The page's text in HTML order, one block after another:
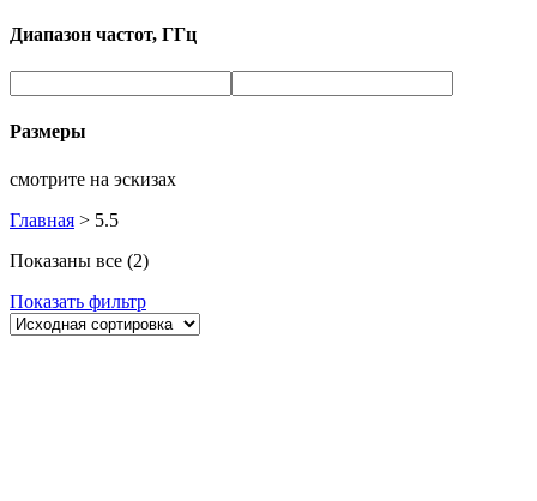
Диапазон частот, ГГц
Размеры
смотрите на эскизах
Главная > 5.5
Показаны все (2)
Показать фильтр